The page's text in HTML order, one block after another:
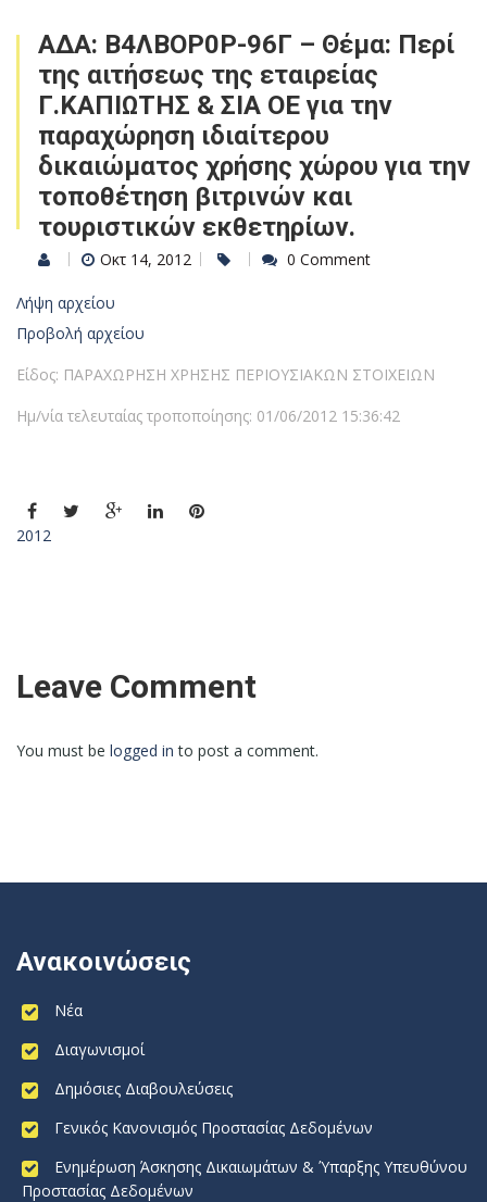
ΑΔΑ: Β4ΛΒΟΡ0Ρ-96Γ – Θέμα: Περί
της αιτήσεως της εταιρείας
Γ.ΚΑΠΙΩΤΗΣ & ΣΙΑ ΟΕ για την
παραχώρηση ιδιαίτερου
δικαιώματος χρήσης χώρου για την
τοποθέτηση βιτρινών και
τουριστικών εκθετηρίων.
Οκτ 14, 2012 0 Comment
Λήψη αρχείου
Προβολή αρχείου
Είδος: ΠΑΡΑΧΩΡΗΣΗ ΧΡΗΣΗΣ ΠΕΡΙΟΥΣΙΑΚΩΝ ΣΤΟΙΧΕΙΩΝ
Ημ/νία τελευταίας τροποποίησης: 01/06/2012 15:36:42
2012
Leave Comment
You must be logged in to post a comment.
Ανακοινώσεις
Νέα
Διαγωνισμοί
Δημόσιες Διαβουλεύσεις
Γενικός Κανονισμός Προστασίας Δεδομένων
Ενημέρωση Άσκησης Δικαιωμάτων & Ύπαρξης Υπευθύνου
Προστασίας Δεδομένων